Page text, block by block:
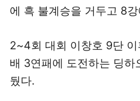
에 흑 불계승을 거두고 8
2~4회 대회 이창호 9단
배 3연패에 도전하는 딩하
뒀다.